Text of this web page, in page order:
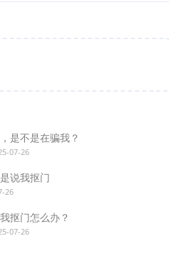
是不是在骗我？
07-26
说我抠门
26
抠门怎么办？
07-26